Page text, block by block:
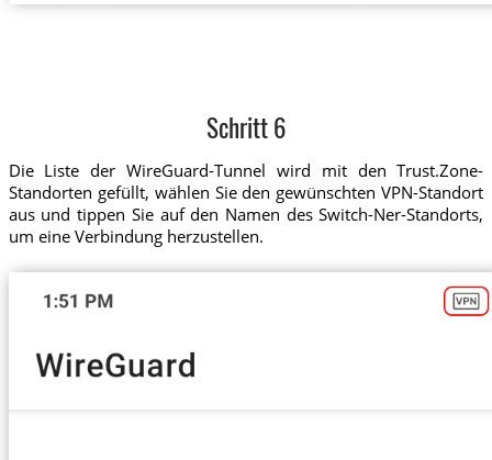
Schritt 6
Die Liste der WireGuard-Tunnel wird mit den Trust.Zone-
Standorten gefüllt, wählen Sie den gewünschten VPN-Standort
aus und tippen Sie auf den Namen des Switch-Ner-Standorts,
um eine Verbindung herzustellen.